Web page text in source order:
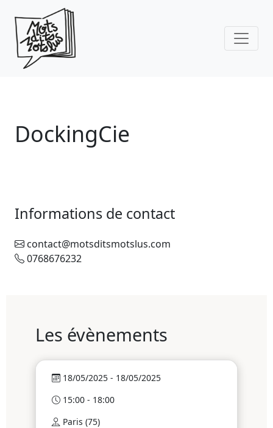
Skip to main content
DockingCie
Informations de contact
contact@motsditsmotslus.com
0768676232
Les évènements
18/05/2025 - 18/05/2025
15:00 - 18:00
Paris (75)